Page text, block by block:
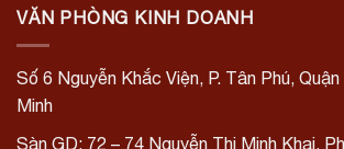
VĂN PHÒNG KINH DOANH
Số 6 Nguyễn Khắc Viện, P. Tân Phú,
Minh
Sàn GD: 72 – 74 Nguyễn Thị Minh Khai,